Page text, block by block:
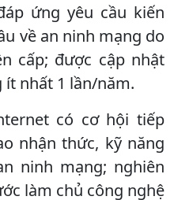
ứng yêu cầu kiến
về an ninh mạng do
cấp; được cập nhật
nhất 1 lần/năm.
có cơ hội tiếp
nhận thức, kỹ năng
ninh mạng; nghiên
làm chủ công nghệ